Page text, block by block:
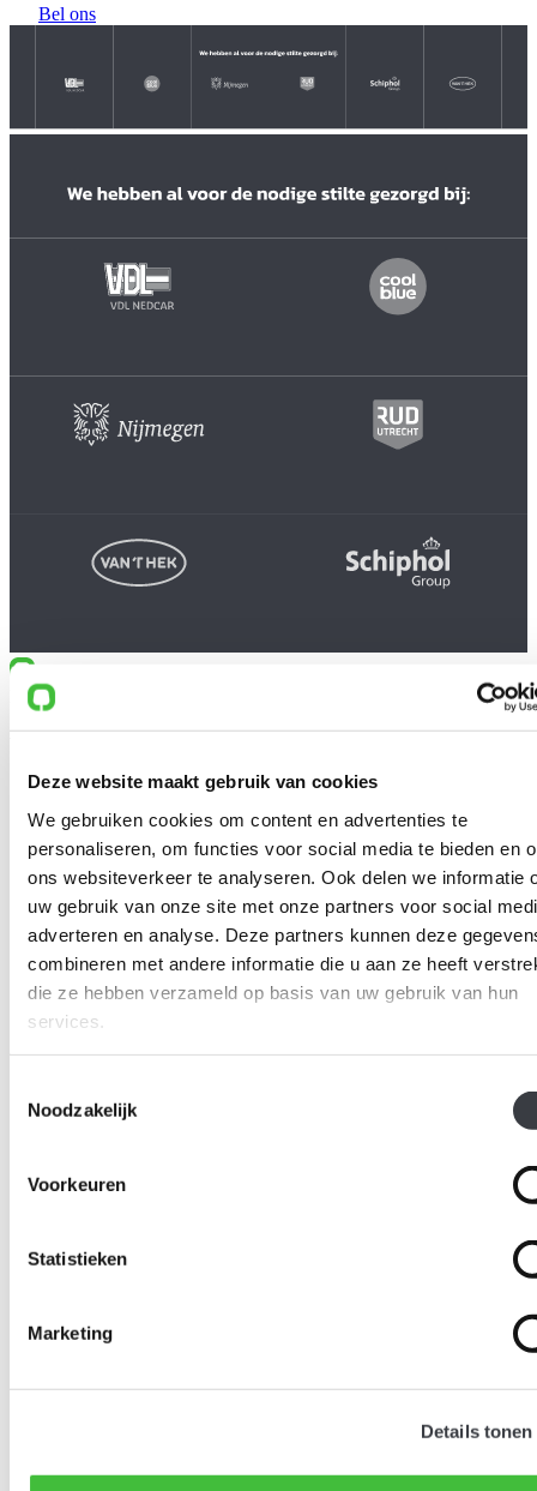
Deze website maakt gebruik van cookies
We gebruiken cookies om content en advertenties te
personaliseren, om functies voor social media te bieden en
ons websiteverkeer te analyseren. Ook delen we informatie
uw gebruik van onze site met onze partners voor social
adverteren en analyse. Deze partners kunnen deze
combineren met andere informatie die u aan ze heeft
die ze hebben verzameld op basis van uw gebruik van hun
services.
Noodzakelijk
Voorkeuren
Statistieken
Marketing
Details tonen
Bel ons
Productselectie